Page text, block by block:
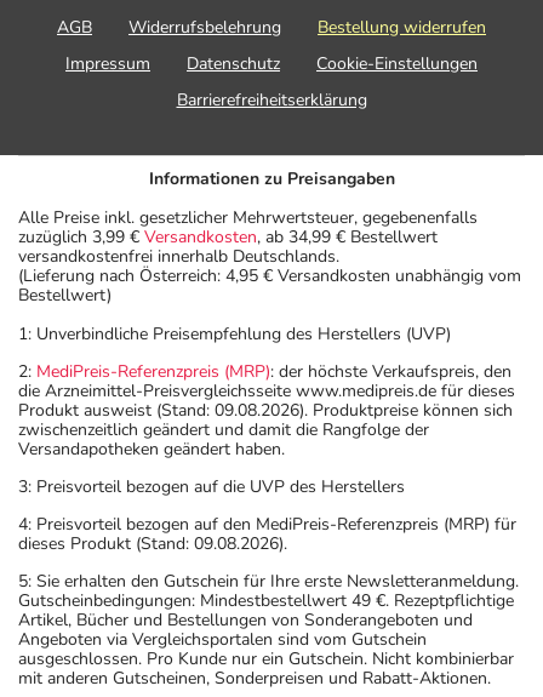
AGB Widerrufsbelehrung
Bestellung widerrufen
Impressum
Datenschutz
Cookie-Einstellungen
Barrierefreiheitserklärung
Informationen zu Preisangaben
Alle Preise inkl. gesetzlicher Mehrwertsteuer, gegebenenfalls
zuzüglich 3,99 € Versandkosten, ab 34,99 € Bestellwert
versandkostenfrei innerhalb Deutschlands.
(Lieferung nach Österreich: 4,95 € Versandkosten unabhängig vom
Bestellwert)
1: Unverbindliche Preisempfehlung des Herstellers (UVP)
2: MediPreis-Referenzpreis (MRP): der höchste Verkaufspreis, den
die Arzneimittel-Preisvergleichsseite www.medipreis.de für dieses
Produkt ausweist (Stand: 09.08.2026). Produktpreise können sich
zwischenzeitlich geändert und damit die Rangfolge der
Versandapotheken geändert haben.
3: Preisvorteil bezogen auf die UVP des Herstellers
4: Preisvorteil bezogen auf den MediPreis-Referenzpreis (MRP) für
dieses Produkt (Stand: 09.08.2026).
5: Sie erhalten den Gutschein für Ihre erste Newsletteranmeldung.
Gutscheinbedingungen: Mindestbestellwert 49 €. Rezeptpflichtige
Artikel, Bücher und Bestellungen von Sonderangeboten und
Angeboten via Vergleichsportalen sind vom Gutschein
ausgeschlossen. Pro Kunde nur ein Gutschein. Nicht kombinierbar
mit anderen Gutscheinen, Sonderpreisen und Rabatt-Aktionen.